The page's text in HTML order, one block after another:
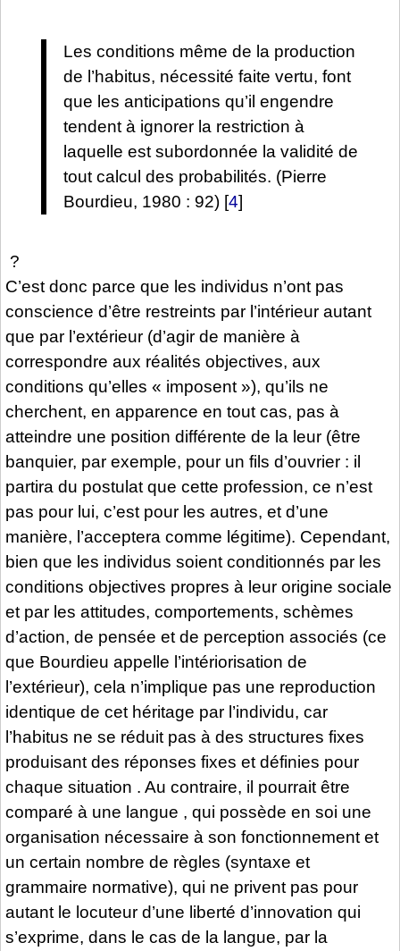
Les conditions même de la production
de l’habitus, nécessité faite vertu, font
que les anticipations qu’il engendre
tendent à ignorer la restriction à
laquelle est subordonnée la validité de
tout calcul des probabilités. (Pierre
Bourdieu, 1980 : 92)[4]
?
C’est donc parce que les individus n’ont pas
conscience d’être restreints par l’intérieur autant
que par l’extérieur (d’agir de manière à
correspondre aux réalités objectives, aux
conditions qu’elles « imposent »), qu’ils ne
cherchent, en apparence en tout cas, pas à
atteindre une position différente de la leur (être
banquier, par exemple, pour un fils d’ouvrier : il
partira du postulat que cette profession, ce n’est
pas pour lui, c’est pour les autres, et d’une
manière, l’acceptera comme légitime). Cependant,
bien que les individus soient conditionnés par les
conditions objectives propres à leur origine sociale
et par les attitudes, comportements, schèmes
d’action, de pensée et de perception associés (ce
que Bourdieu appelle l’intériorisation de
l’extérieur), cela n’implique pas une reproduction
identique de cet héritage par l’individu, car
l’habitus ne se réduit pas à des structures fixes
produisant des réponses fixes et définies pour
chaque situation . Au contraire, il pourrait être
comparé à une langue , qui possède en soi une
organisation nécessaire à son fonctionnement et
un certain nombre de règles (syntaxe et
grammaire normative), qui ne privent pas pour
autant le locuteur d’une liberté d’innovation qui
s’exprime, dans le cas de la langue, par la